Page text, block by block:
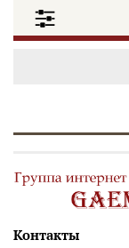
Контакты